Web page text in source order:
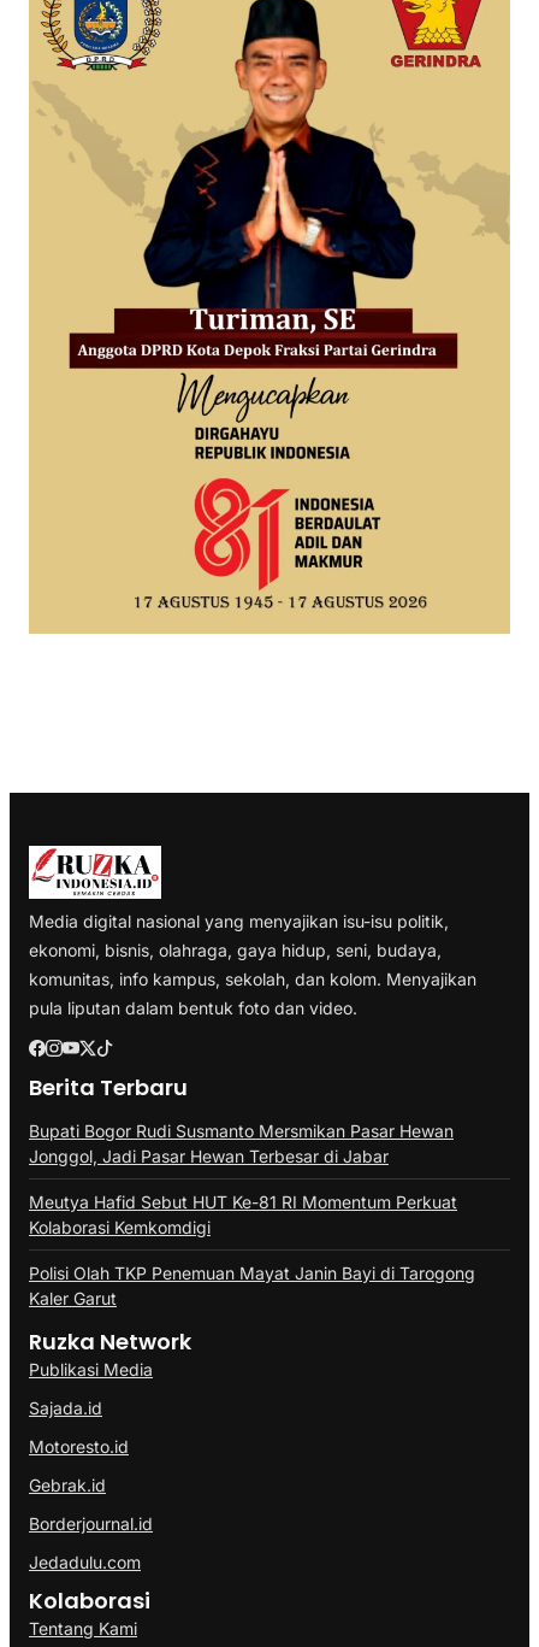
Media digital nasional yang menyajikan isu-isu politik,
ekonomi, bisnis, olahraga, gaya hidup, seni, budaya,
komunitas, info kampus, sekolah, dan kolom. Menyajikan
pula liputan dalam bentuk foto dan video.
Berita Terbaru
Bupati Bogor Rudi Susmanto Mersmikan Pasar Hewan
Jonggol, Jadi Pasar Hewan Terbesar di Jabar
Meutya Hafid Sebut HUT Ke-81 RI Momentum Perkuat
Kolaborasi Kemkomdigi
Polisi Olah TKP Penemuan Mayat Janin Bayi di Tarogong
Kaler Garut
Ruzka Network
Publikasi Media
Sajada.id
Motoresto.id
Gebrak.id
Borderjournal.id
Jedadulu.com
Kolaborasi
Tentang Kami